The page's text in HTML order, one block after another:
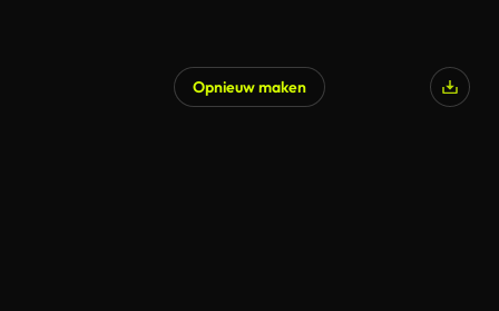
Opnieuw maken